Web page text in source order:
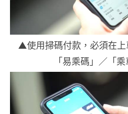
▲使用掃碼付款，必須在
「易乘碼」／「